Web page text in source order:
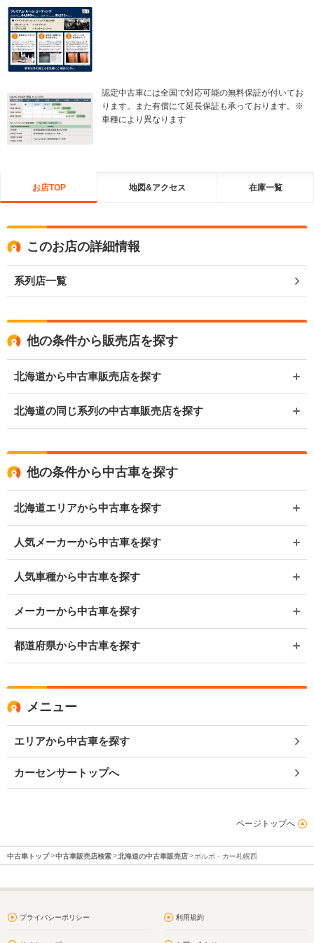
認定中古車には全国で対応可能の無料保証が付いてお
ります。また有償にて延長保証も承っております。※
車種により異なります
お店TOP 地図&アクセス 在庫一覧
このお店の詳細情報
系列店一覧
他の条件から販売店を探す
北海道から中古車販売店を探す
北海道の同じ系列の中古車販売店を探す
他の条件から中古車を探す
北海道エリアから中古車を探す
人気メーカーから中古車を探す
人気車種から中古車を探す
メーカーから中古車を探す
都道府県から中古車を探す
メニュー
エリアから中古車を探す
カーセンサートップへ
ページトップへ
中古車トップ 中古車販売店検索 北海道の中古車販売店 ボルボ・カー札幌西
プライバシーポリシー 利用規約